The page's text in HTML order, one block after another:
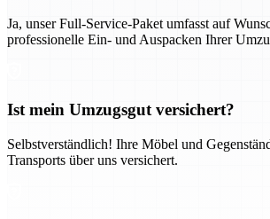
Ja, unser Full-Service-Paket umfasst auf
professionelle Ein- und Auspacken Ihrer
Ist mein Umzugsgut versichert?
Selbstverständlich! Ihre Möbel und
Transports über uns versichert.